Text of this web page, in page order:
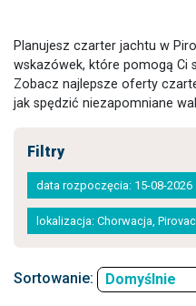
Planujesz czarter jachtu w
wskazówek, które pomogą Ci
Zobacz najlepsze oferty
jak spędzić niezapomniane
Filtry
data rozpoczęcia: 15-08-2026
lokalizacja: Chorwacja, Pirovac
Sortowanie: Domyślnie